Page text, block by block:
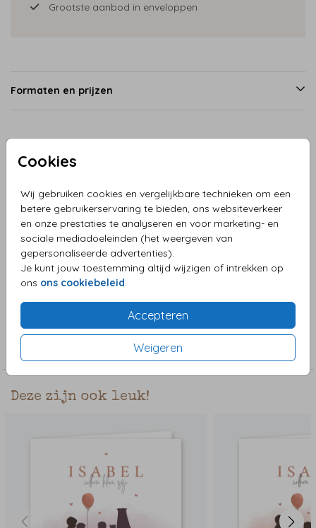
Cookies
Wij gebruiken cookies en vergelijkbare technieken om een
betere gebruikerservaring te bieden, ons websiteverkeer
en onze prestaties te analyseren en voor marketing- en
sociale mediadoeleinden (het weergeven van
gepersonaliseerde advertenties).
Je kunt jouw toestemming altijd wijzigen of intrekken op
ons ons cookiebeleid
Accepteren
Weigeren
Grootste aanbod in enveloppen
Formaten en prijzen
Onze prachtige collectie geboortekaartjes voor meisjes
omvat dit unieke kaartje met een wereldbol, schattige
baby en glinsterende maan, perfect voor de aankondiging
van de geboorte van jullie dochter. De illustratieve stijl en
het gebruik van koperfolie en rosegoudaccenten geven dit
kaartje een luxe uitstraling.
Toon meer
Collectie
Deze zijn ook leuk!